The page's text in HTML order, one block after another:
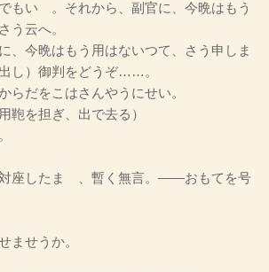
いゝ。それから、副官に、今晩はもう
う云へ。
今晩はもう用はないつて、さう申しま
し）御判をどうぞ……。
だをこはさんやうにせい。
を担ぎ、出で去る）
対座したまゝ、暫く無言。――おもてを号
せうか。